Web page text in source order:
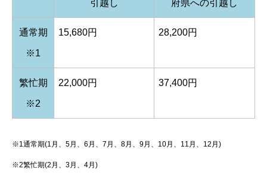
引越し 府県への引越し
通常期
※1
15,680円 28,200円
繁忙期
※2
22,000円 37,400円
※1通常期(1月、5月、6月、7月、8月、9月、10月、11月、12月)
※2繁忙期(2月、3月、4月)